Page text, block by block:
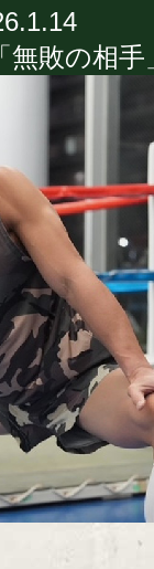
無敗の相手